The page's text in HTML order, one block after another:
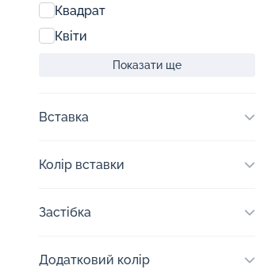
Квадрат
Квіти
Показати ще
Вставка
Колір вставки
Застібка
Додатковий колір